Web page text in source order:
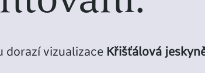
dorazí vizualizace Křišťálová